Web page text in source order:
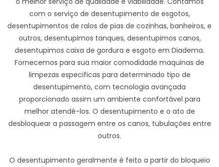
com o serviço de desentupimento de esgotos,
desentupimentos de ralos de pias de cozinhas, banheiros, e
outros, desentupimos tanques, desentupimos canos,
desentupimos caixa de gordura e esgoto em Diadema.
Fornecemos para sua maior comodidade maquinas de
limpezas especificas para determinado tipo de
desentupimento, com tecnologia avançada
proporcionado assim um ambiente confortável para
melhor atendê-los. O desentupimento e o ato de
desbloquear a passagem entre os canos, tubulações entre
outros.
O desentupimento geralmente é feito a partir do bloqueio